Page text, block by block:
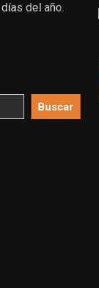
del año.
Buscar